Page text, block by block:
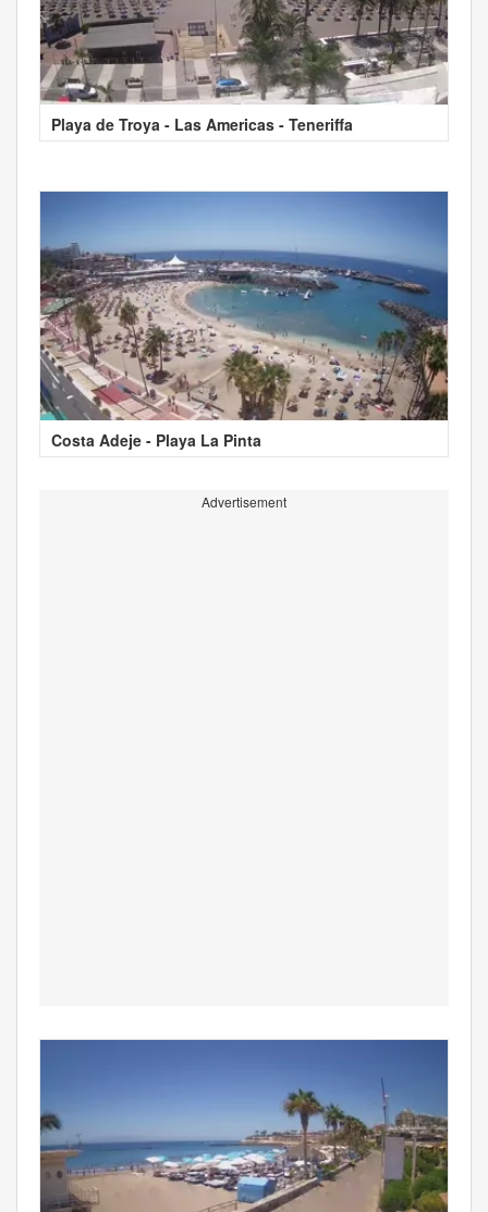
Playa de Troya - Las Americas - Teneriffa
Costa Adeje - Playa La Pinta
Advertisement